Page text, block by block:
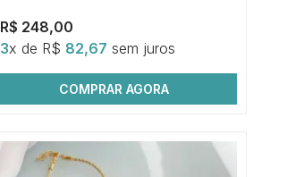
R$ 248,00
3x de R$ 82,67 sem juros
COMPRAR AGORA